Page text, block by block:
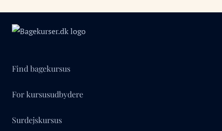
Find bagekursus
For kursusudbydere
Surdejskursus